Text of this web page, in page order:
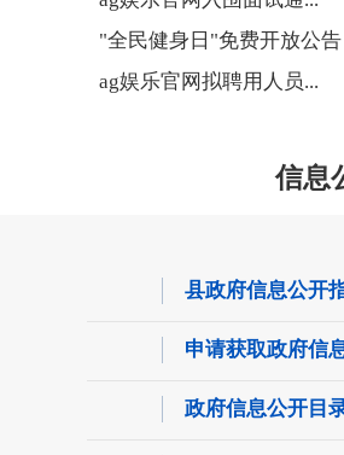
"全民健身日"免费开放公告
ag娱乐官网拟聘用人员...
信息
县政府信息公开
申请获取政府信
政府信息公开目